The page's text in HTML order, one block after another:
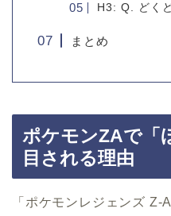
H3: Q. どく
まとめ
ポケモンZAで「
目される理由
「ポケモンレジェンズ Z-